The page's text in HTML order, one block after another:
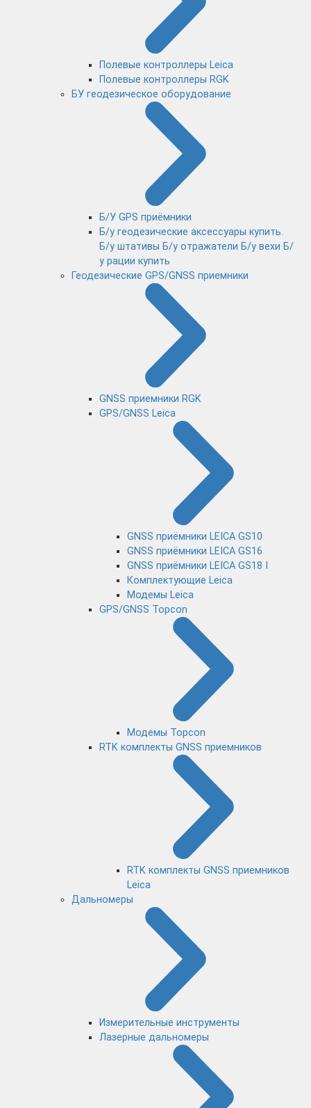
Полевые контроллеры Leica
Полевые контроллеры RGK
БУ геодезическое оборудование
Б/У GPS приёмники
Б/у геодезические аксессуары купить.
Б/у штативы Б/у отражатели Б/у вехи Б/
у рации купить
Геодезические GPS/GNSS приемники
GNSS приемники RGK
GPS/GNSS Leica
GNSS приёмники LEICA GS10
GNSS приёмники LEICA GS16
GNSS приёмники LEICA GS18 I
Комплектующие Leica
Модемы Leica
GPS/GNSS Topcon
Модемы Topcon
RTK комплекты GNSS приемников
RTK комплекты GNSS приемников
Leica
Дальномеры
Измерительные инструменты
Лазерные дальномеры